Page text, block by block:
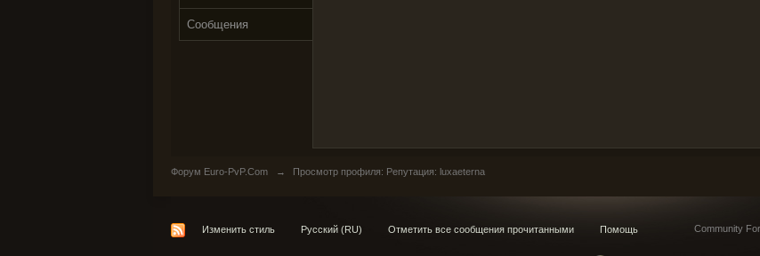
Сообщения
Форум Euro-PvP.Com → Просмотр профиля: Репутация: luxaeterna
Изменить стиль Русский (RU) Отметить все сообщения прочитанными Помощь Community